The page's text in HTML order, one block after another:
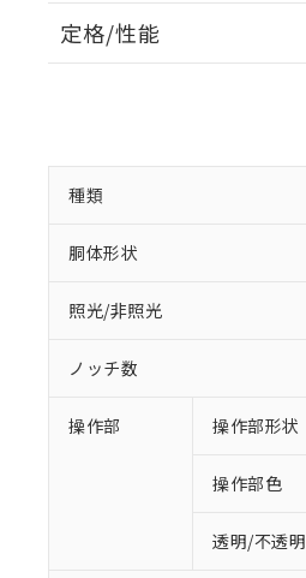
定格/性能
種類
胴体形状
照光/非照光
ノッチ数
操作部 操作部形状
操作部色
透明/不透明